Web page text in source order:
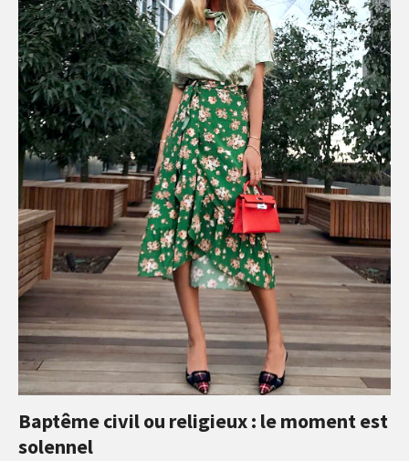
Baptême civil ou religieux : le moment est
solennel